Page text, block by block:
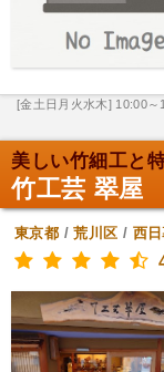
[金土日月火水木] 10:00～
美しい竹細工と
竹工芸 翠屋
東京都 /荒川区 / 西